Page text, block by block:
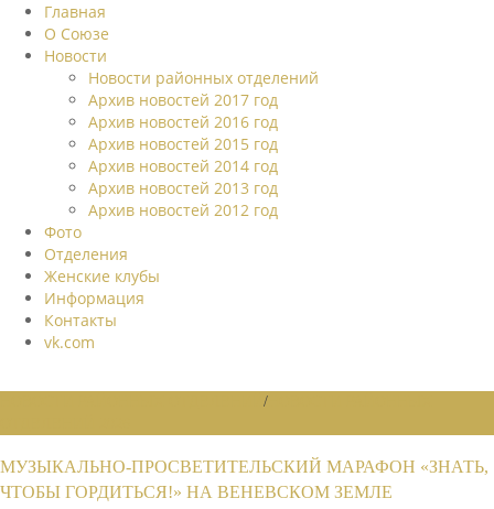
Главная
О Союзе
Новости
Новости районных отделений
Архив новостей 2017 год
Архив новостей 2016 год
Архив новостей 2015 год
Архив новостей 2014 год
Архив новостей 2013 год
Архив новостей 2012 год
Фото
Отделения
Женские клубы
Информация
Контакты
vk.com
/
МУЗЫКАЛЬНО-ПРОСВЕТИТЕЛЬСКИЙ МАРАФОН «ЗНАТЬ,
ЧТОБЫ ГОРДИТЬСЯ!» НА ВЕНЕВСКОМ ЗЕМЛЕ